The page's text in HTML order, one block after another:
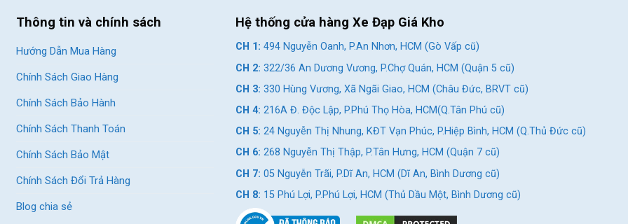
Thông tin và chính sách
Hướng Dẫn Mua Hàng
Chính Sách Giao Hàng
Chính Sách Bảo Hành
Chính Sách Thanh Toán
Chính Sách Bảo Mật
Chính Sách Đổi Trả Hàng
Blog chia sẻ
Hệ thống cửa hàng Xe Đạp Giá Kho
CH 1: 494 Nguyễn Oanh, P.An Nhơn, HCM (Gò Vấp cũ)
CH 2: 322/36 An Dương Vương, P.Chợ Quán, HCM (Quận 5 cũ)
CH 3: 330 Hùng Vương, Xã Ngãi Giao, HCM (Châu Đức, BRVT cũ)
CH 4: 216A Đ. Độc Lập, P.Phú Thọ Hòa, HCM(Q.Tân Phú cũ)
CH 5: 24 Nguyễn Thị Nhung, KĐT Vạn Phúc, P.Hiệp Bình, HCM (Q.Thủ Đức cũ)
CH 6: 268 Nguyễn Thị Thập, P.Tân Hưng, HCM (Quận 7 cũ)
CH 7: 05 Nguyễn Trãi, P.Dĩ An, HCM (Dĩ An, Bình Dương cũ)
CH 8: 15 Phú Lợi, P.Phú Lợi, HCM (Thủ Dầu Một, Bình Dương cũ)